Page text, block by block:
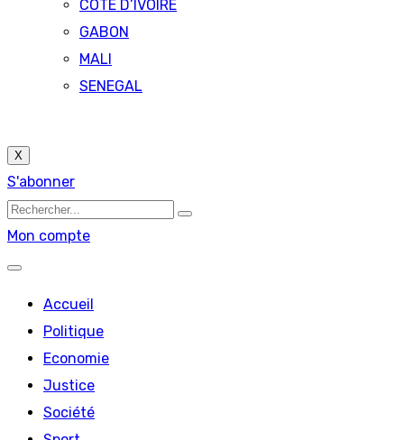
COTE D’IVOIRE
GABON
MALI
SENEGAL
X
S'abonner
Mon compte
Accueil
Politique
Economie
Justice
Société